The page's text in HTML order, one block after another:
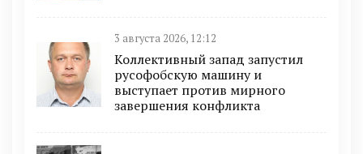
3 августа 2026, 12:12
Коллективный запад запустил
русофобскую машину и
выступает против мирного
завершения конфликта